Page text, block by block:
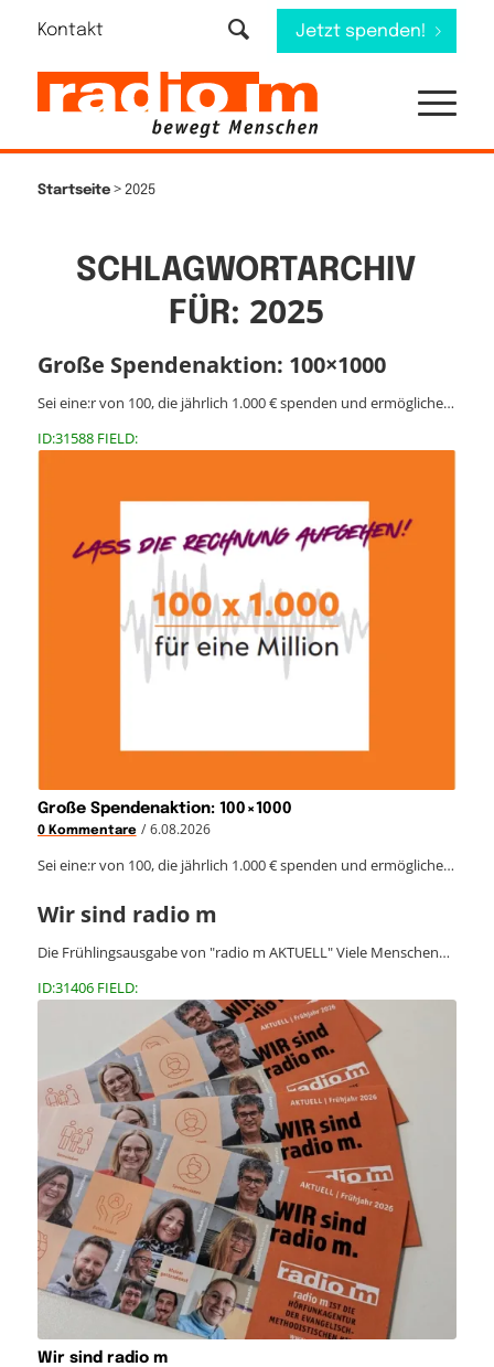
Kontakt Jetzt spenden!
Startseite> 2025
SCHLAGWORTARCHIV
FÜR: 2025
Große Spendenaktion: 100×1000
Sei eine:r von 100, die jährlich 1.000 € spenden und ermögliche…
ID:31588 FIELD:
Große Spendenaktion: 100×1000
0 Kommentare / 6.08.2026
Sei eine:r von 100, die jährlich 1.000 € spenden und ermögliche…
Wir sind radio m
Die Frühlingsausgabe von "radio m AKTUELL" Viele Menschen…
ID:31406 FIELD:
Wir sind radio m